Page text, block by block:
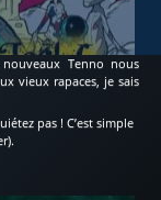
Tenno nous
vieux rapaces, je sais
pas ! C’est simple